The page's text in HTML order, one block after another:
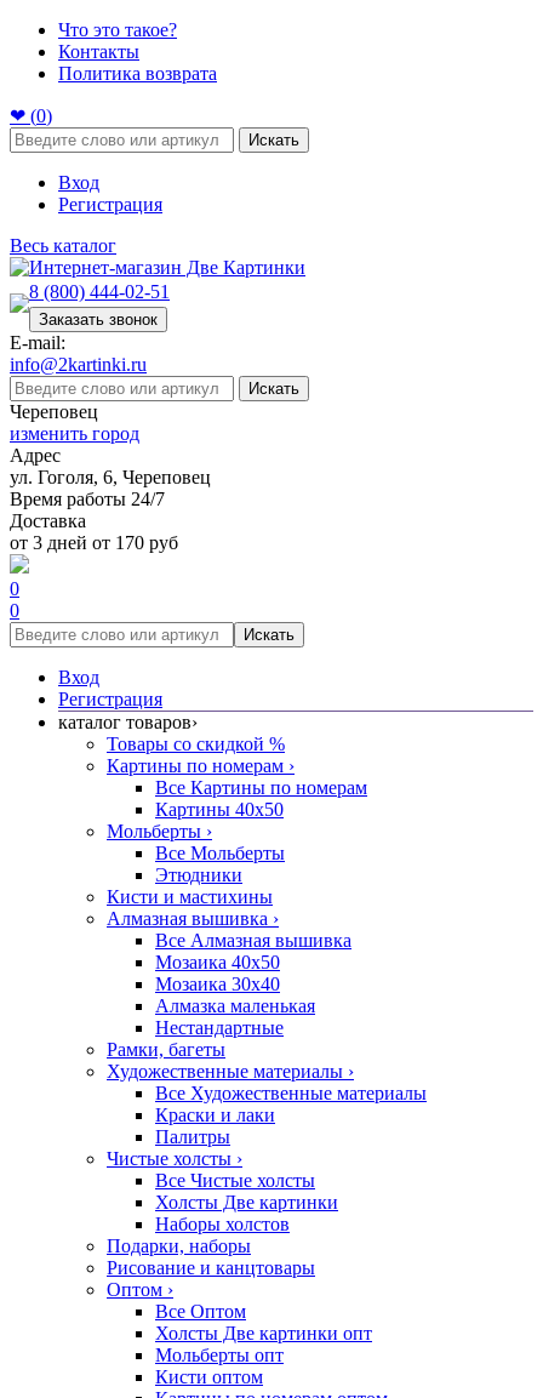
Что это такое?
Контакты
Политика возврата
❤ (0)
Искать
Вход
Регистрация
Весь каталог
8 (800) 444-02-51
Заказать звонок
E-mail:
info@2kartinki.ru
Искать
Череповец
изменить город
Адрес
ул. Гоголя, 6, Череповец
Время работы 24/7
Доставка
от 3 дней от 170 руб
0
0
Искать
Вход
Регистрация
каталог товаров›
Товары со скидкой %
Картины по номерам ›
Все Картины по номерам
Картины 40x50
Мольберты ›
Все Мольберты
Этюдники
Кисти и мастихины
Алмазная вышивка ›
Все Алмазная вышивка
Мозаика 40x50
Мозаика 30x40
Алмазка маленькая
Нестандартные
Рамки, багеты
Художественные материалы ›
Все Художественные материалы
Краски и лаки
Палитры
Чистые холсты ›
Все Чистые холсты
Холсты Две картинки
Наборы холстов
Подарки, наборы
Рисование и канцтовары
Оптом ›
Все Оптом
Холсты Две картинки опт
Мольберты опт
Кисти оптом